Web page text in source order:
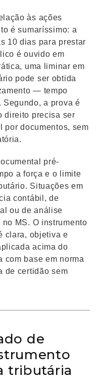
às ações
é sumaríssimo: a
10 dias para prestar
é ouvido em
uma liminar em
pode ser obtida
— tempo
a prova é
direito precisa ser
por documentos, sem
pré-
a força e o limite
Situações em
contábil, de
ou de análise
MS. O instrumento
clara, objetiva e
acima do
com base em norma
de certidão sem
de
tributária